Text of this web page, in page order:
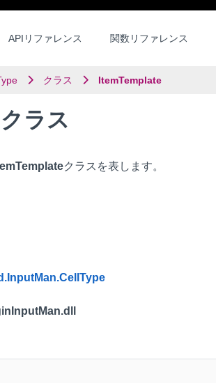
APIリファレンス 関数リファレンス
クラス ItemTemplate
ラス
クラスを表します。